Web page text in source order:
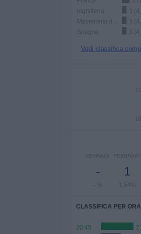
Inghilterra
3
3
Spagna
3
Vedi classifica
GENNAIO
-
- %
FEBBRAIO
1
1,54%
CLASSIFICA PER
20:45